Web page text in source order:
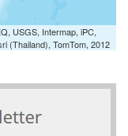
USGS, Intermap, iPC,
(Thailand), TomTom, 2012